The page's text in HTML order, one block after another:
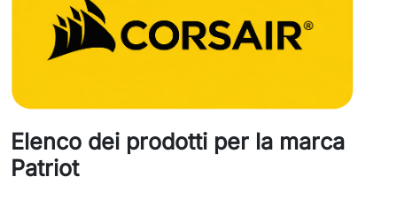
Elenco dei prodotti per la marca
Patriot